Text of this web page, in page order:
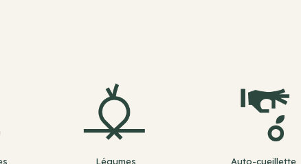
Légumes Auto-cueillette